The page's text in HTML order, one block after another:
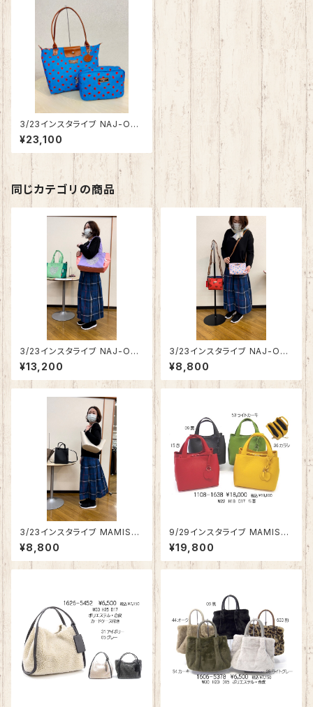
3/23インスタライブ NAJ-OLE
ARI トートバッグ＆機能性２Way
マルチバッグセットTM9101S
¥23,100
同じカテゴリの商品
3/23インスタライブ NAJ-OLE
ARI おしゃぶり柄マルチトートバ
ッグNJO205
¥13,200
3/23インスタライブ NAJ-OLE
ARI サコッシュ NJ9106
¥8,800
3/23インスタライブ MAMISSA
リサイクルフェイクレザートート
バッグ（大） 1626-5487
¥8,800
9/29インスタライブ MAMISSA
カラーサイコロバッグ1108-163
8【先行ご予約商品】
¥19,800